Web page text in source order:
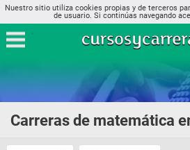
Nuestro sitio utiliza cookies propias y de terceros
de usuario. Si continúas navegando
Carreras de matemática